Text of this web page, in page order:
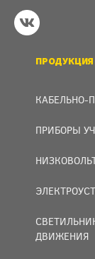
ПРОДУКЦИЯ
КАБЕЛЬНО-
ПРИБОРЫ
ДВИЖЕНИЯ